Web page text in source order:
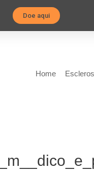
Doe aqui
Home